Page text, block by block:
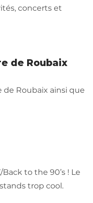
concerts et
de Roubaix
Roubaix ainsi que
to the 90’s ! Le
trop cool.